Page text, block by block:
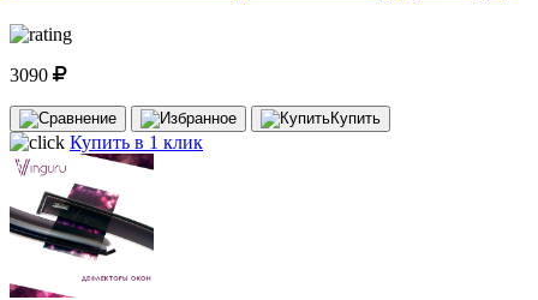
3090
Купить
Купить в 1 клик